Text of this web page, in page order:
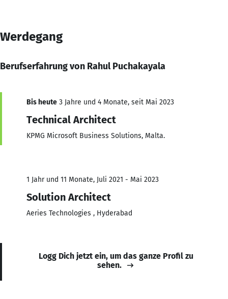
Werdegang
Berufserfahrung von Rahul Puchakayala
Bis heute 3 Jahre und 4 Monate, seit Mai 2023
Technical Architect
KPMG Microsoft Business Solutions, Malta.
1 Jahr und 11 Monate, Juli 2021 - Mai 2023
Solution Architect
Aeries Technologies , Hyderabad
Logg Dich jetzt ein, um das ganze Profil zu
sehen.